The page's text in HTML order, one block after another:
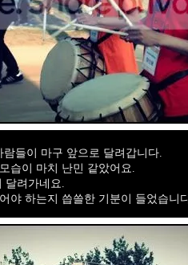
들이 마구 앞으로 달려갑니다.
습이 마치 난민 같았어요.
달려가네요.
야 하는지 씁쓸한 기분이 들었습니